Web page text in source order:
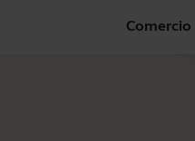
Comercio